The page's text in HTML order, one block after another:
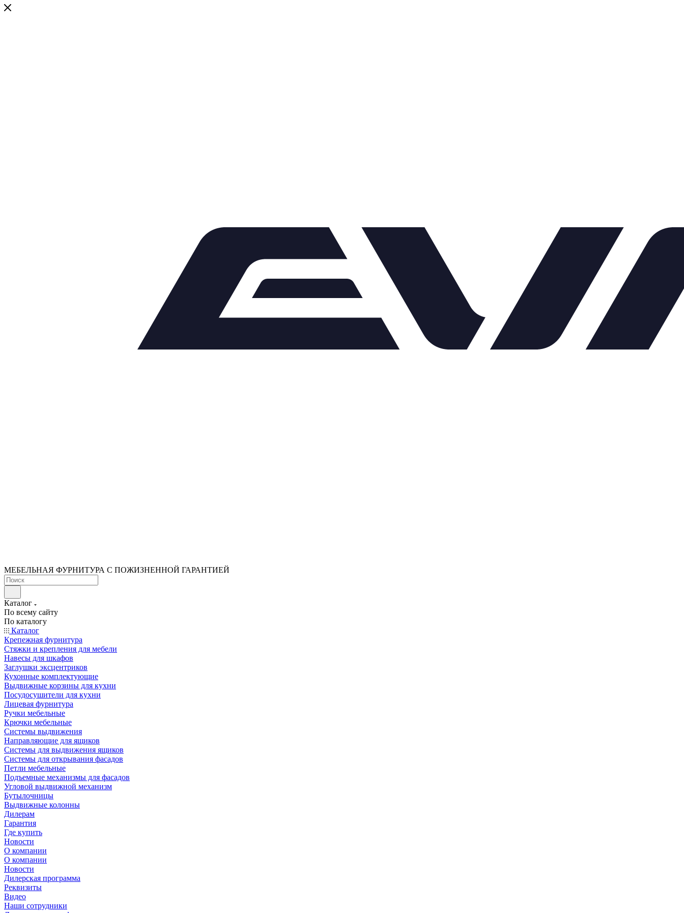
МЕБЕЛЬНАЯ ФУРНИТУРА С ПОЖИЗНЕННОЙ ГАРАНТИЕЙ
Каталог
По всему сайту
По каталогу
Каталог
Крепежная фурнитура
Стяжки и крепления для мебели
Навесы для шкафов
Заглушки эксцентриков
Кухонные комплектующие
Выдвижные корзины для кухни
Посудосушители для кухни
Лицевая фурнитура
Ручки мебельные
Крючки мебельные
Системы выдвижения
Направляющие для ящиков
Системы для выдвижения ящиков
Системы для открывания фасадов
Петли мебельные
Подъемные механизмы для фасадов
Угловой выдвижной механизм
Бутылочницы
Выдвижные колонны
Дилерам
Гарантия
Где купить
Новости
О компании
О компании
Новости
Дилерская программа
Реквизиты
Видео
Наши сотрудники